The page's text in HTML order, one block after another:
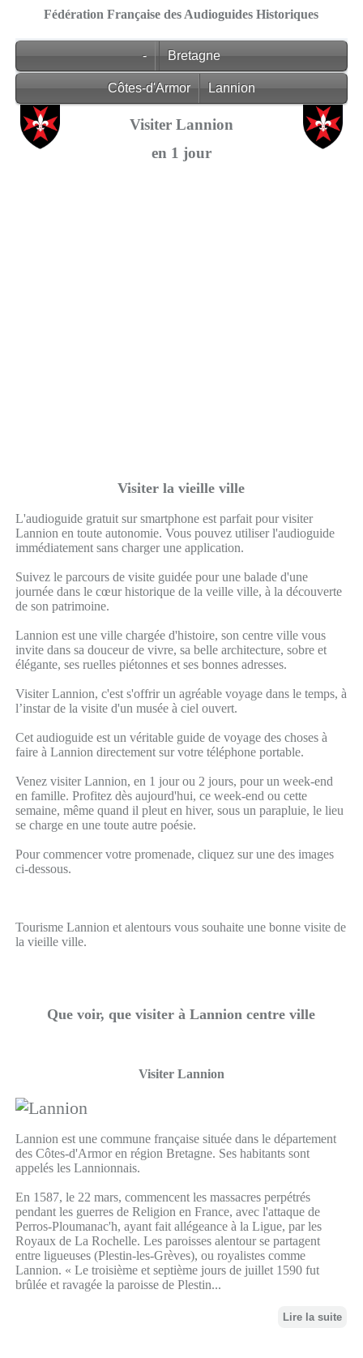
Fédération Française des Audioguides Historiques
- Bretagne
Côtes-d'Armor Lannion
Visiter Lannion
en 1 jour
Visiter la vieille ville
L'audioguide gratuit sur smartphone est parfait pour visiter
Lannion en toute autonomie. Vous pouvez utiliser l'audioguide
immédiatement sans charger une application.
Suivez le parcours de visite guidée pour une balade d'une
journée dans le cœur historique de la veille ville, à la découverte
de son patrimoine.
Lannion est une ville chargée d'histoire, son centre ville vous
invite dans sa douceur de vivre, sa belle architecture, sobre et
élégante, ses ruelles piétonnes et ses bonnes adresses.
Visiter Lannion, c'est s'offrir un agréable voyage dans le temps, à
l’instar de la visite d'un musée à ciel ouvert.
Cet audioguide est un véritable guide de voyage des choses à
faire à Lannion directement sur votre téléphone portable.
Venez visiter Lannion, en 1 jour ou 2 jours, pour un week-end
en famille. Profitez dès aujourd'hui, ce week-end ou cette
semaine, même quand il pleut en hiver, sous un parapluie, le lieu
se charge en une toute autre poésie.
Pour commencer votre promenade, cliquez sur une des images
ci-dessous.
Tourisme Lannion et alentours vous souhaite une bonne visite de
la vieille ville.
Que voir, que visiter à Lannion centre ville
Visiter Lannion
Lannion est une commune française située dans le département
des Côtes-d'Armor en région Bretagne. Ses habitants sont
appelés les Lannionnais.
En 1587, le 22 mars, commencent les massacres perpétrés
pendant les guerres de Religion en France, avec l'attaque de
Perros-Ploumanac'h, ayant fait allégeance à la Ligue, par les
Royaux de La Rochelle. Les paroisses alentour se partagent
entre ligueuses (Plestin-les-Grèves), ou royalistes comme
Lannion. « Le troisième et septième jours de juillet 1590 fut
brûlée et ravagée la paroisse de Plestin...
Lire la suite